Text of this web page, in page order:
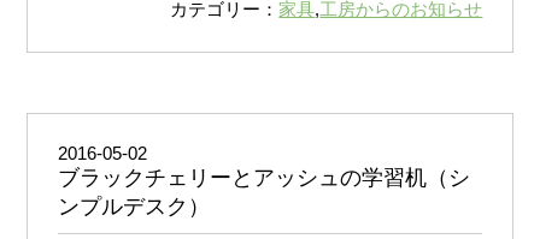
カテゴリー：家具,工房からのお知らせ
2016-05-02
ブラックチェリーとアッシュの学習机（シ
ンプルデスク）